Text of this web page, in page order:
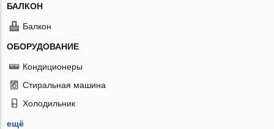
БАЛКОН
Балкон
ОБОРУДОВАНИЕ
Кондиционеры
Стиральная машина
Холодильник
ещё